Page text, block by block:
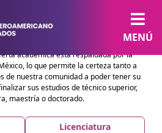
MENÚ
académica esta respaldada por la
lo que permite la certeza tanto a
de nuestra comunidad a poder tener su
sus estudios de técnico superior,
maestría o doctorado.
Licenciatura